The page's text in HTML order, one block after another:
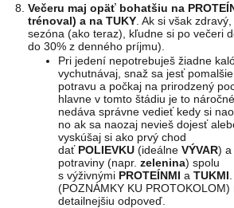
Večeru maj opäť bohatšiu na
trénoval) a na TUKY . Ak si však
sezóna (ako teraz), kľudne si po večeri
do 30% z denného príjmu).
Pri jedení nepotrebuješ žiadne
vychutnávaj, snaž sa jesť
potravu a počkaj na prirodzený
hlavne v tomto štádiu je to
nedáva správne vedieť kedy si
no ak sa naozaj nevieš dojesť
vyskúšaj si ako prvý chod
dať POLIEVKU (ideálne VÝVAR) a
potraviny (napr. zelenina) spolu
s výživnými PROTEÍNMI a TUKMI
(POZNÁMKY KU PROTOKOLOM)
detailnejšiu odpoveď.